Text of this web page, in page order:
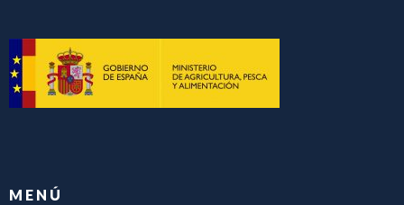
MENÚ